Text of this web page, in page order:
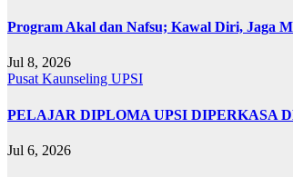
Program Akal dan Nafsu; Kawal Diri, Jaga
Jul 8, 2026
Pusat Kaunseling UPSI
PELAJAR DIPLOMA UPSI DIPERKASA
Jul 6, 2026